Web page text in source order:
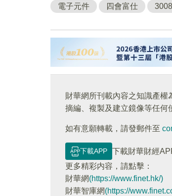
電子元件 四會富仕
財華網所刊載內容之知識產權
摘編、複製及建立鏡像等任何
如有意願轉載，請發郵件至
下載APP
下載財華財經
更多精彩内容，請點擊：
財華網(https://www.finet.hk/)
財華智庫網(https://